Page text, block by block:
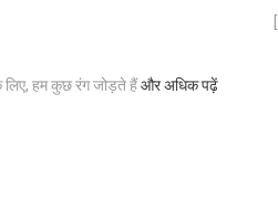
लिए, हम कुछ रंग जोड़ते हैंऔर अधिक पढ़ें